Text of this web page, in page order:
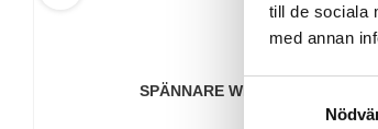
till de sociala
med annan
S
SPÄNNARE WLS